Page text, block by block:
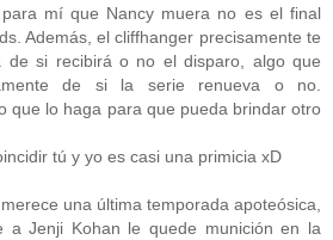
mí que Nancy muera no es el final
Además, el cliffhanger precisamente te
de si recibirá o no el disparo, algo que
de si la serie renueva o no.
que lo haga para que pueda brindar otro
tú y yo es casi una primicia xD
una última temporada apoteósica,
a Jenji Kohan le quede munición en la